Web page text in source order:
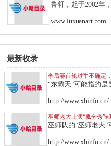
鲁轩，起于2002年
www.luxuanart.com
最新收录
季后赛首轮对手不确定
"东霸天"可能指的是
http://www.xhinfo.cn/
巫师老大上演“飙分秀”
巫师队的"巫师老大"
http://www.xhinfo.cn/